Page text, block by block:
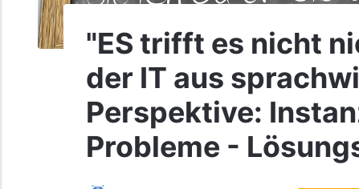
"ES trifft es nicht
der IT aus
Perspektive:
Probleme -